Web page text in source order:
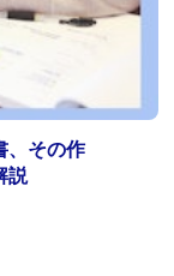
、その作
説